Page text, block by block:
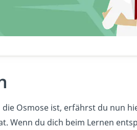
Osmose ist, erfährst du nun
Wenn du dich beim Lernen